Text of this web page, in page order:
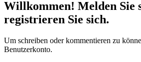
Willkommen! Melden Sie
registrieren Sie sich.
Um schreiben oder kommentieren zu
Benutzerkonto.